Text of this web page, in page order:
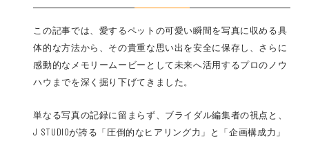
この記事では、愛するペットの可愛い瞬間を写真に収める具
体的な方法から、その貴重な思い出を安全に保存し、さらに
感動的なメモリームービーとして未来へ活用するプロのノウ
ハウまでを深く掘り下げてきました。
単なる写真の記録に留まらず、ブライダル編集者の視点と、
J STUDIOが誇る「圧倒的なヒアリング力」と「企画構成力」